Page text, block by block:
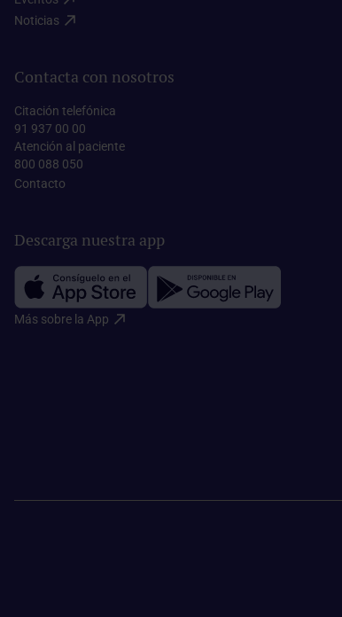
Noticias​
Contacta con nosotros
Citación telefónica
91 937 00 00
Atención al paciente
800 088 050
Contacto​
Descarga nuestra app
Más sobre la App​